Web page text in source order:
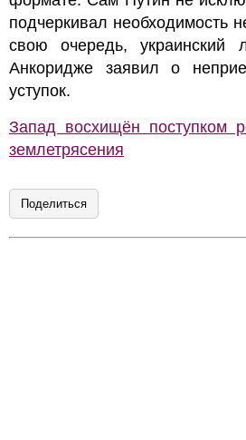
подчеркивал необходимость
свою очередь, украинский
Анкоридже заявил о
уступок.
Запад восхищён поступком
землетрясения
Поделиться